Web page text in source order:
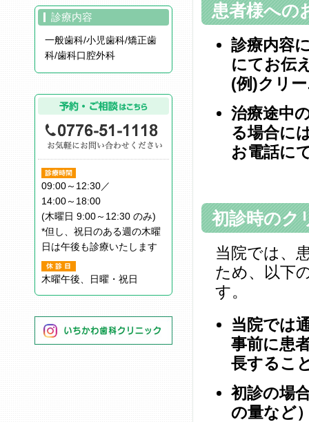
患者様への
診療内容
にてお伝
(例)クリ
治療途中
る場合に
お電話に
初診時のク
当院では、
ため、以下
す。
当院では
事前に患
長するこ
初診の場
の量など
診療内容
一般歯科/小児歯科/矯正歯
科/歯科口腔外科
09:00～12:30／
14:00～18:00
(木曜日 9:00～12:30 のみ)
*但し、祝日のある週の木曜
日は午後も診療いたします
木曜午後、日曜・祝日